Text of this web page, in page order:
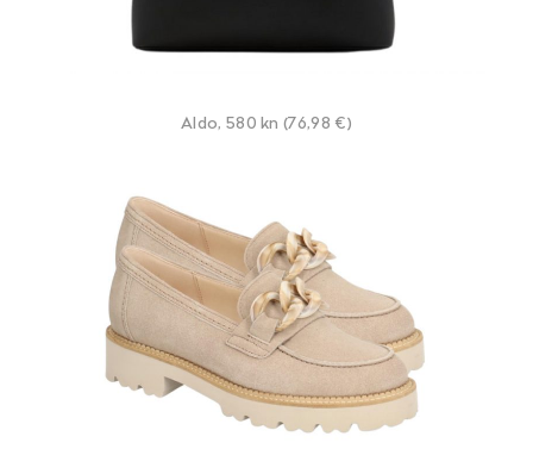
Aldo, 580 kn (76,98 €)